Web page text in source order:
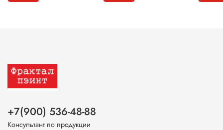
+7(900) 536-48-88
Консультант по продукции